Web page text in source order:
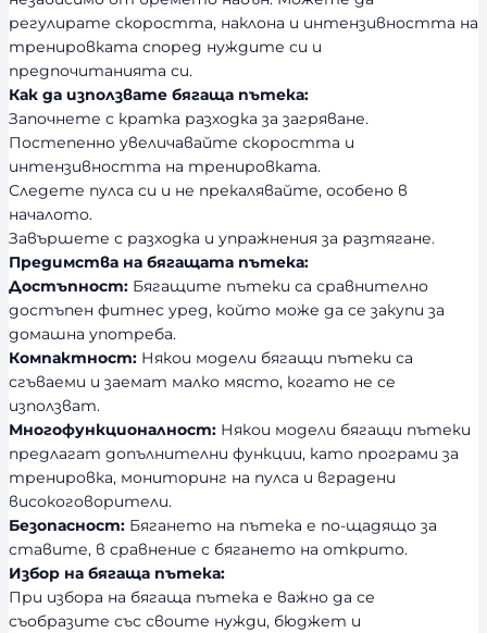
регулирате скоростта, наклона и интензивността на
тренировката според нуждите си и
предпочитанията си.
Как да използвате бягаща пътека:
Започнете с кратка разходка за загряване.
Постепенно увеличавайте скоростта и
интензивността на тренировката.
Следете пулса си и не прекалявайте, особено в
началото.
Завършете с разходка и упражнения за разтягане.
Предимства на бягащата пътека:
Достъпност: Бягащите пътеки са сравнително
достъпен фитнес уред, който може да се закупи за
домашна употреба.
Компактност: Някои модели бягащи пътеки са
сгъваеми и заемат малко място, когато не се
използват.
Многофункционалност: Някои модели бягащи пътеки
предлагат допълнителни функции, като програми за
тренировка, мониторинг на пулса и вградени
високоговорители.
Безопасност: Бягането на пътека е по-щадящо за
ставите, в сравнение с бягането на открито.
Избор на бягаща пътека:
При избора на бягаща пътека е важно да се
съобразите със своите нужди, бюджет и